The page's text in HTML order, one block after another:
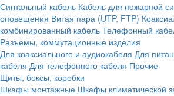
Сигнальный кабель Кабель для пожарной
оповещения Витая пара (UTP, FTP)
комбинированный кабель Телефонный
Разъемы, коммутационные изделия
Для коаксиального и аудиокабеля Для
кабеля Для телефонного кабеля Прочие
Щиты, боксы, коробки
Шкафы монтажные Шкафы климатической